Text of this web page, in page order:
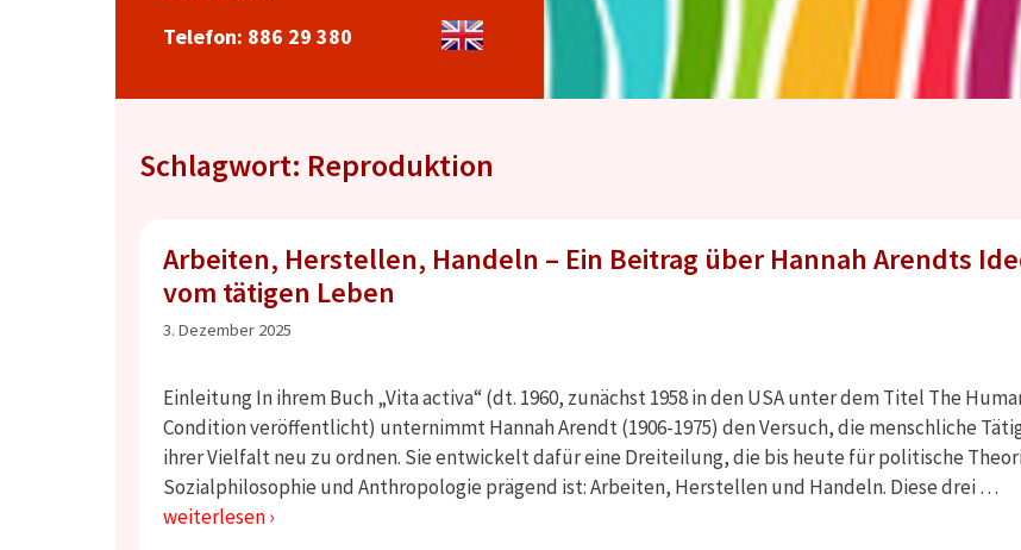
Telefon: 886 29 380
Schlagwort: Reproduktion
Arbeiten, Herstellen, Handeln – Ein Beitrag über Hannah Arendts
vom tätigen Leben
3. Dezember 2025
Einleitung In ihrem Buch „Vita activa“ (dt. 1960, zunächst 1958 in den USA unter dem Titel The
Condition veröffentlicht) unternimmt Hannah Arendt (1906-1975) den Versuch, die menschliche
ihrer Vielfalt neu zu ordnen. Sie entwickelt dafür eine Dreiteilung, die bis heute für politische
Sozialphilosophie und Anthropologie prägend ist: Arbeiten, Herstellen und Handeln. Diese drei …
weiterlesen ›